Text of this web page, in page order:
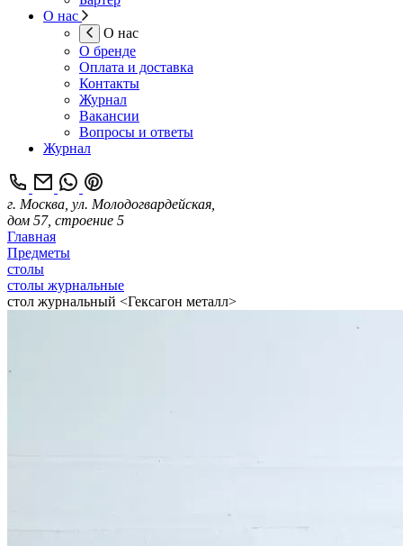
О нас
О нас
О бренде
Оплата и доставка
Контакты
Журнал
Вакансии
Вопросы и ответы
Журнал
г. Москва, ул. Молодогвардейская,
дом 57, строение 5
Главная
Предметы
столы
столы журнальные
стол журнальный <Гексагон металл>